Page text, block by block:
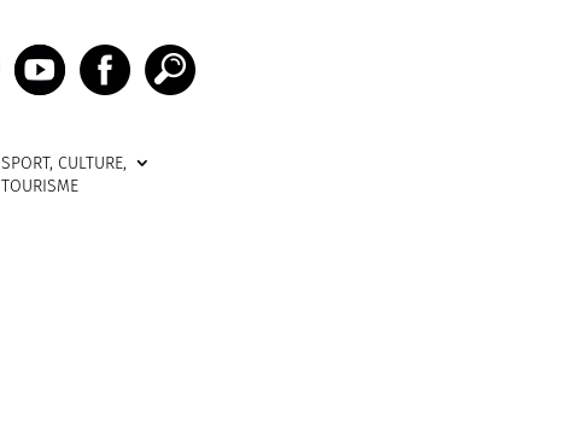
SPORT, CULTURE,
TOURISME